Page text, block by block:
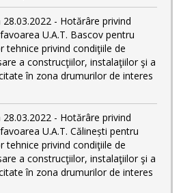
- Hotărâre privind
U.A.T. Bascov pentru
tehnice privind condiţiile de
a construcţiilor, instalaţiilor şi a
în zona drumurilor de interes
- Hotărâre privind
U.A.T. Călinești pentru
tehnice privind condiţiile de
a construcţiilor, instalaţiilor şi a
în zona drumurilor de interes